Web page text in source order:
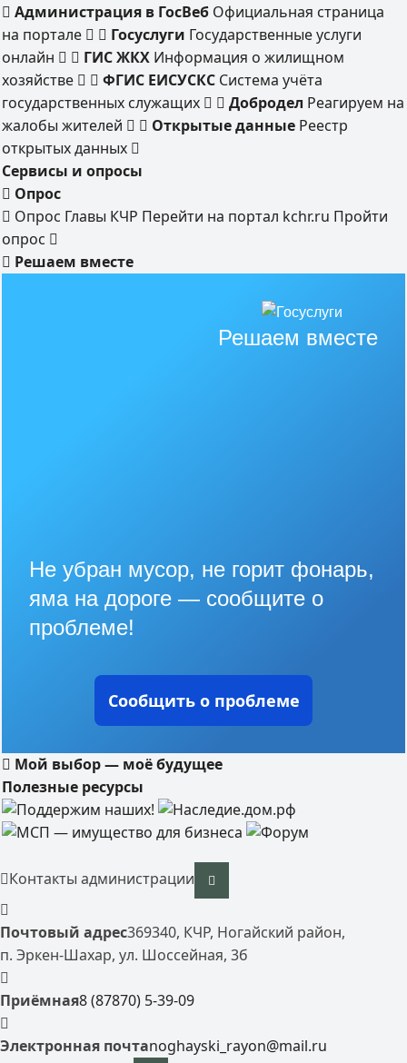
Администрация в ГосВеб Официальная страница
на портале
Госуслуги Государственные услуги
онлайн
ГИС ЖКХ Информация о жилищном
хозяйстве
ФГИС ЕИСУСКС Система учёта
государственных служащих
Добродел Реагируем на
жалобы жителей
Открытые данные Реестр
открытых данных
Сервисы и опросы
Опрос
Опрос Главы КЧР Перейти на портал kchr.ru Пройти
опрос
Решаем вместе
Решаем вместе
Не убран мусор, не горит фонарь,
яма на дороге — сообщите о
проблеме!
Сообщить о проблеме
Мой выбор — моё будущее
Полезные ресурсы
Контакты администрации
Почтовый адрес369340, КЧР, Ногайский район,
п. Эркен-Шахар, ул. Шоссейная, 3б
Приёмная8 (87870) 5-39-09
Электронная почтаnoghayski_rayon@mail.ru